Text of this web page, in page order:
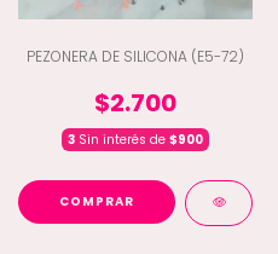
PEZONERA DE SILICONA (E5-72)
$2.700
3 Sin interés de $900
COMPRAR